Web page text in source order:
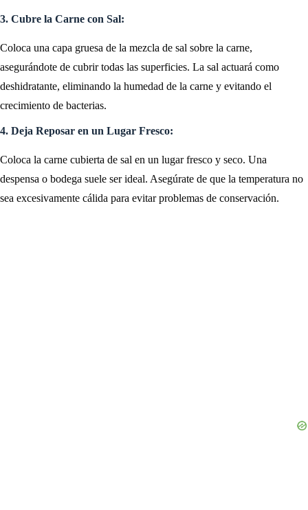
3. Cubre la Carne con Sal:
Coloca una capa gruesa de la mezcla de sal sobre la carne,
asegurándote de cubrir todas las superficies. La sal actuará como
deshidratante, eliminando la humedad de la carne y evitando el
crecimiento de bacterias.
4. Deja Reposar en un Lugar Fresco:
Coloca la carne cubierta de sal en un lugar fresco y seco. Una
despensa o bodega suele ser ideal. Asegúrate de que la temperatura no
sea excesivamente cálida para evitar problemas de conservación.